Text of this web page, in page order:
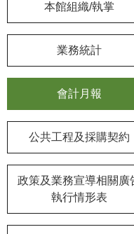
認
們
民
務
平
本館組織/執掌
業務統計
會計月報
公共工程及採購契約
政策及業務宣導相關廣
執行情形表